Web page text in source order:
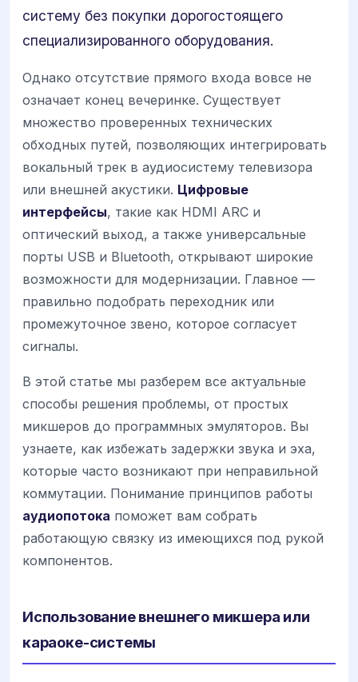
систему без покупки дорогостоящего
специализированного оборудования.
Однако отсутствие прямого входа вовсе не
означает конец вечеринке. Существует
множество проверенных технических
обходных путей, позволяющих интегрировать
вокальный трек в аудиосистему телевизора
или внешней акустики. Цифровые
интерфейсы, такие как HDMI ARC и
оптический выход, а также универсальные
порты USB и Bluetooth, открывают широкие
возможности для модернизации. Главное —
правильно подобрать переходник или
промежуточное звено, которое согласует
сигналы.
В этой статье мы разберем все актуальные
способы решения проблемы, от простых
микшеров до программных эмуляторов. Вы
узнаете, как избежать задержки звука и эха,
которые часто возникают при неправильной
коммутации. Понимание принципов работы
аудиопотока поможет вам собрать
работающую связку из имеющихся под рукой
компонентов.
Использование внешнего микшера или
караоке-системы